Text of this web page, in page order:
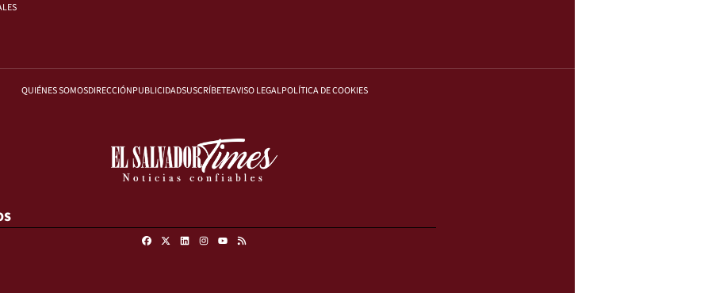
QUIÉNES SOMOSDIRECCIÓNPUBLICIDADSUSCRÍBETEAVISO LEGALPOLÍTICA DE COOKIES
FacebookLinkedinInstagram